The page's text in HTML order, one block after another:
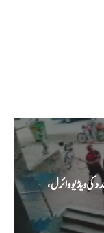
کی ویڈیو وائرل،